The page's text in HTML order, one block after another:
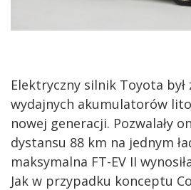
Elektryczny silnik Toyota był
wydajnych akumulatorów
nowej generacji. Pozwalały
dystansu 88 km na jednym
maksymalna FT-EV II
Jak w przypadku konceptu